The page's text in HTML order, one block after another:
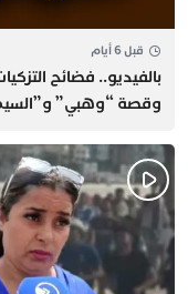
قبل 6 أيام
بالفيديو.. فضائح
وقصة “وهبي”